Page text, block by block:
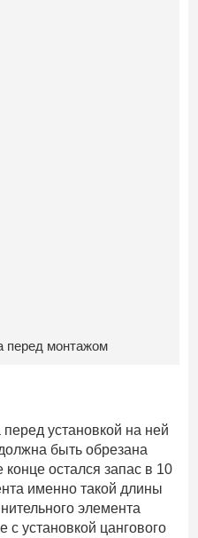
перед монтажом
установкой на ней
быть обрезана
остался запас в 10
именно такой длины
элемента
с установкой цангового